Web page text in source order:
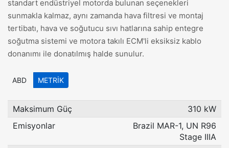
standart endüstriyel motorda bulunan seçenekleri
sunmakla kalmaz, aynı zamanda hava filtresi ve montaj
tertibatı, hava ve soğutucu sıvı hatlarına sahip entegre
soğutma sistemi ve motora takılı ECM'li eksiksiz kablo
donanımı ile donatılmış halde sunulur.
ABD METRIK
Maksimum Güç
310 kW
Emisyonlar
Brazil MAR-1, UN R96
Stage IIIA